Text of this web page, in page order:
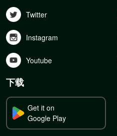
Twitter
Instagram
Youtube
下载
Get it on
Google Play